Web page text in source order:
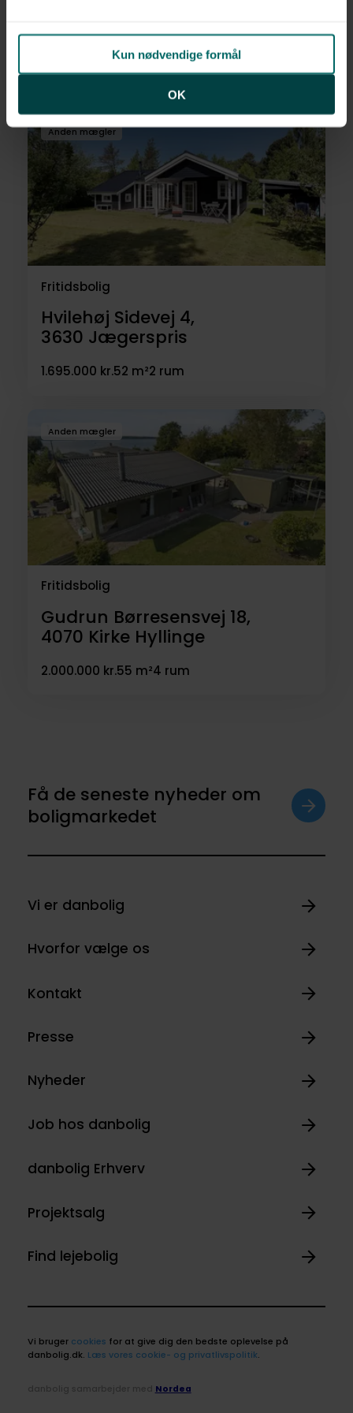
Kun nødvendige formål
OK
4300Holbæk
1.795.000 kr.58 m²3 rum
Anden mægler
Fritidsbolig
Hvilehøj Sidevej 4,
3630 Jægerspris
1.695.000 kr.52 m²2 rum
Anden mægler
Fritidsbolig
Gudrun Børresensvej 18,
4070 Kirke Hyllinge
2.000.000 kr.55 m²4 rum
Få de seneste nyheder om
boligmarkedet
Vi er danbolig
Hvorfor vælge os
Kontakt
Presse
Nyheder
Job hos danbolig
danbolig Erhverv
Projektsalg
Find lejebolig
Vi bruger cookies for at give dig den bedste oplevelse på
danbolig.dk. Læs vores cookie- og privatlivspolitik.
Nordea